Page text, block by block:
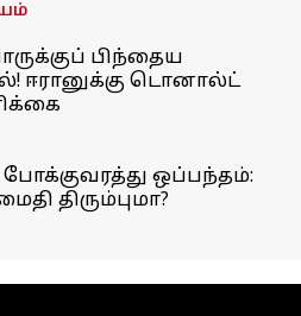
பிந்தைய
ஈரானுக்கு டொனால்ட்
ஒப்பந்தம்:
திரும்புமா?